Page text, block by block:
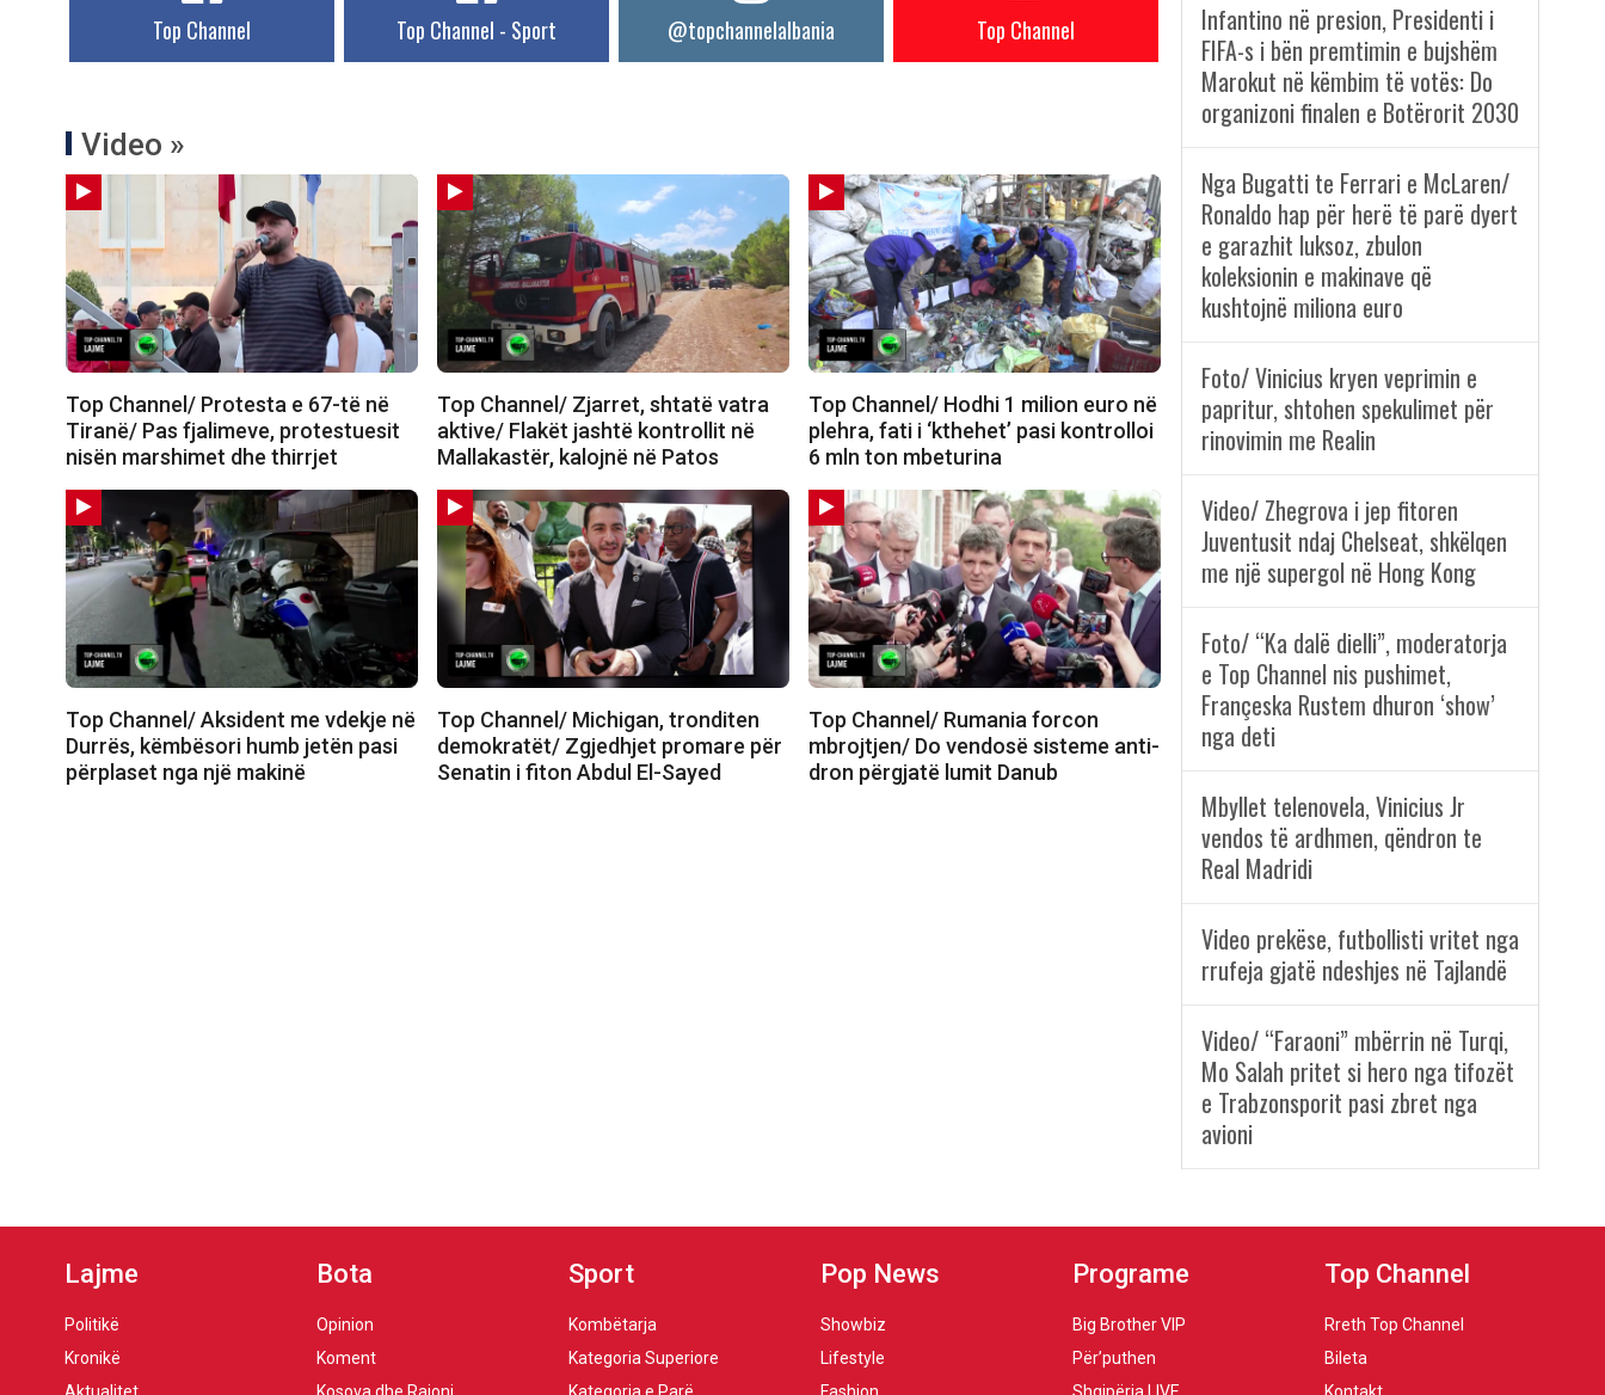
Top Channel Top Channel - Sport @topchannelalbania Top Channel
Video »
Top Channel/ Protesta e 67-të në
Tiranë/ Pas fjalimeve, protestuesit
nisën marshimet dhe thirrjet
Top Channel/ Zjarret, shtatë vatra
aktive/ Flakët jashtë kontrollit në
Mallakastër, kalojnë në Patos
Top Channel/ Hodhi 1 milion euro në
plehra, fati i ‘kthehet’ pasi kontrolloi
6 mln ton mbeturina
Top Channel/ Aksident me vdekje në
Durrës, këmbësori humb jetën pasi
përplaset nga një makinë
Top Channel/ Michigan, tronditen
demokratët/ Zgjedhjet promare për
Senatin i fiton Abdul El-Sayed
Top Channel/ Rumania forcon
mbrojtjen/ Do vendosë sisteme anti-
dron përgjatë lumit Danub
Infantino në presion, Presidenti i
FIFA-s i bën premtimin e bujshëm
Marokut në këmbim të votës: Do
organizoni finalen e Botërorit 2030
Nga Bugatti te Ferrari e McLaren/
Ronaldo hap për herë të parë dyert
e garazhit luksoz, zbulon
koleksionin e makinave që
kushtojnë miliona euro
Foto/ Vinicius kryen veprimin e
papritur, shtohen spekulimet për
rinovimin me Realin
Video/ Zhegrova i jep fitoren
Juventusit ndaj Chelseat, shkëlqen
me një supergol në Hong Kong
Foto/ “Ka dalë dielli”, moderatorja
e Top Channel nis pushimet,
Françeska Rustem dhuron ‘show’
nga deti
Mbyllet telenovela, Vinicius Jr
vendos të ardhmen, qëndron te
Real Madridi
Video prekëse, futbollisti vritet nga
rrufeja gjatë ndeshjes në Tajlandë
Video/ “Faraoni” mbërrin në Turqi,
Mo Salah pritet si hero nga tifozët
e Trabzonsporit pasi zbret nga
avioni
Lajme
Politikë
Kronikë
Bota
Opinion
Koment
Sport
Kombëtarja
Kategoria Superiore
Pop News
Showbiz
Lifestyle
Programe
Big Brother VIP
Për’puthen
Top Channel
Rreth Top Channel
Bileta